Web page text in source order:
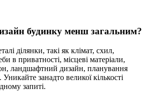
будинку менш загальним?
ділянки, такі як клімат, схил,
в приватності, місцеві матеріали,
ландшафтний дизайн, планування
занадто великої кількості
запиті.